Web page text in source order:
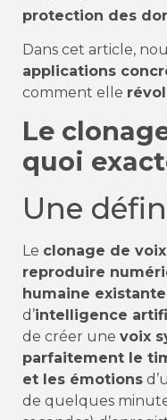
protection des
Dans cet article,
applications
comment elle
Le
quoi
Une
Le clonage de voix
reproduire
humaine existante
d’intelligence
de créer une voix
parfaitement le
et les émotions
de quelques